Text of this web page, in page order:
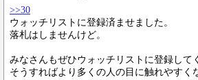
>>30
ウォッチリストに登録済ませました。
落札はしませんけど。
みなさんもぜひウォッチリストに登録して
そうすればより多くの人の目に触れやすく